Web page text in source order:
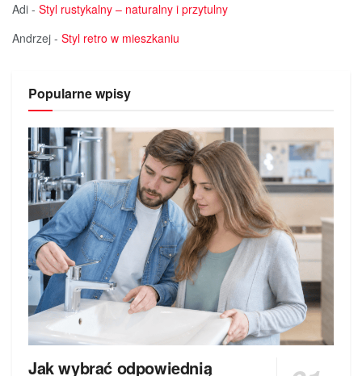
Adi - Styl rustykalny – naturalny i przytulny
Andrzej - Styl retro w mieszkaniu
Popularne wpisy
Jak wybrać odpowiednią